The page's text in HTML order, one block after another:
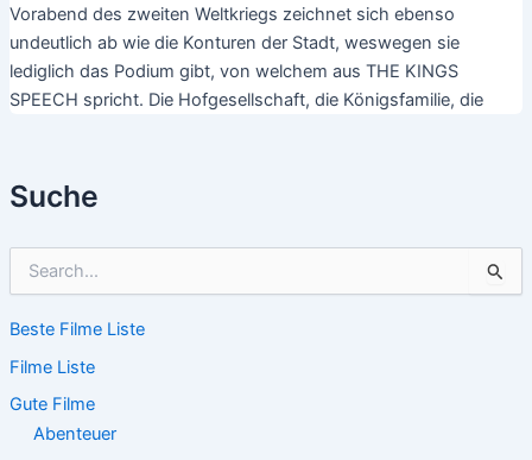
Suche
h
n
n
Beste Filme Liste
Filme Liste
Gute Filme
Abenteuer
Vorabend des zweiten Weltkriegs zeichnet sich ebenso
undeutlich ab wie die Konturen der Stadt, weswegen sie
lediglich das Podium gibt, von welchem aus THE KINGS
SPEECH spricht. Die Hofgesellschaft, die Königsfamilie, die